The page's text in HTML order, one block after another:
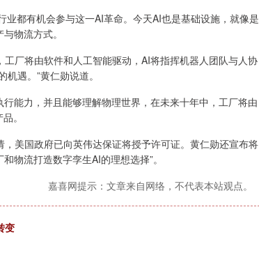
都有机会参与这一AI革命。今天AI也是基础设施，就像是
物流方式。
厂将由软件和人工智能驱动，AI将指挥机器人团队与人协
遇。”黄仁勋说道。
力，并且能够理解物理世界，在未来十年中，工厂将由
。
美国政府已向英伟达保证将授予许可证。黄仁勋还宣布将
物流打造数字孪生AI的理想选择”。
嘉喜网提示：文章来自网络，不代表本站观点。
变